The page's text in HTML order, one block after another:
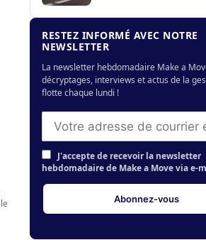
RESTEZ INFORMÉ AVEC NOTRE
NEWSLETTER
La newsletter hebdomadaire Make a
décryptages, interviews et actus de la
flotte chaque lundi !
J'accepte de recevoir la newsletter
hebdomadaire de Make a Move via e-